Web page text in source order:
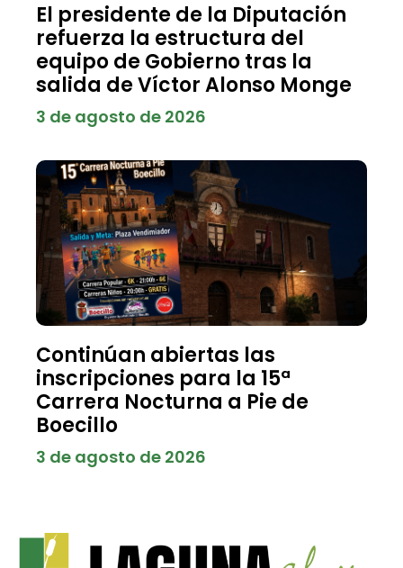
El presidente de la Diputación
refuerza la estructura del
equipo de Gobierno tras la
salida de Víctor Alonso Monge
3 de agosto de 2026
Continúan abiertas las
inscripciones para la 15ª
Carrera Nocturna a Pie de
Boecillo
3 de agosto de 2026